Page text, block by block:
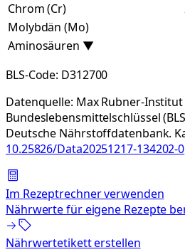
Chrom (Cr)
Molybdän (Mo)
Aminosäuren ▼
BLS-Code: D312700
Datenquelle: Max Rubner-Institut
Bundeslebensmittelschlüssel
Deutsche Nährstoffdatenbank.
10.25826/Data20251217-134202-0
Im Rezeptrechner verwenden
Nährwerte für eigene Rezepte
Nährwertetikett erstellen